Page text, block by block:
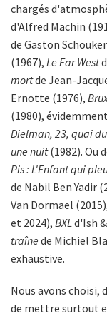
chargés
d'Alfred Machin
de Gaston
(1967), Le Far West
mortde Jean-
Ernotte (1976),
(1980),
Dielman, 23, quai
une nuit(1982). Ou
Pis : L'Enfant qui
de Nabil Ben Yadir
Van Dormael
et 2024), BXL d'Ish
traîne de Michiel
exhaustive.
Nous avons choisi,
de mettre surtout